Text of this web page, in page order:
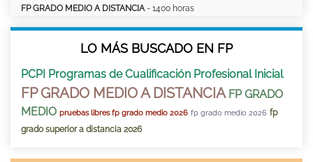
FP GRADO MEDIO A DISTANCIA - 1400 horas
LO MÁS BUSCADO EN FP
PCPI Programas de Cualificación Profesional Inicial
FP GRADO MEDIO A DISTANCIA FP GRADO
MEDIO pruebas libres fp grado medio 2026 fp grado medio 2026 fp
grado superior a distancia 2026